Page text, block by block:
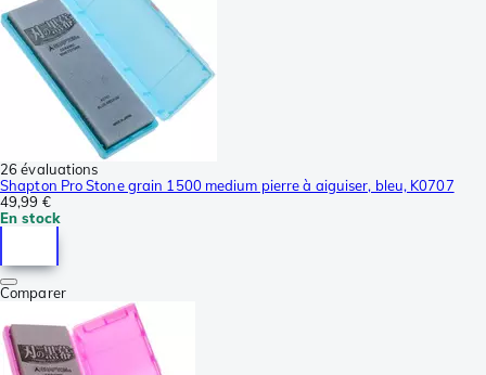
26 évaluations
Shapton Pro Stone grain 1500 medium pierre à aiguiser, bleu, K0707
49,99 €
En stock
Comparer